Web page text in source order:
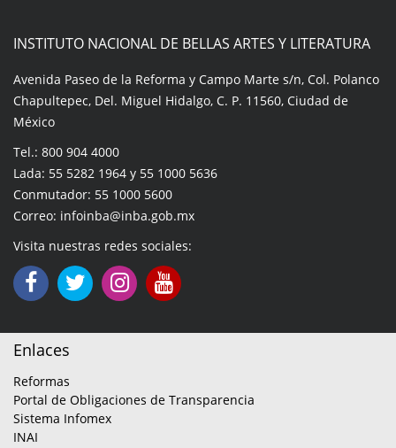
INSTITUTO NACIONAL DE BELLAS ARTES Y LITERATURA
Avenida Paseo de la Reforma y Campo Marte s/n, Col. Polanco
Chapultepec, Del. Miguel Hidalgo, C. P. 11560, Ciudad de
México
Tel.: 800 904 4000
Lada: 55 5282 1964 y 55 1000 5636
Conmutador: 55 1000 5600
Correo: infoinba@inba.gob.mx
Visita nuestras redes sociales:
Enlaces
Reformas
Portal de Obligaciones de Transparencia
Sistema Infomex
INAI